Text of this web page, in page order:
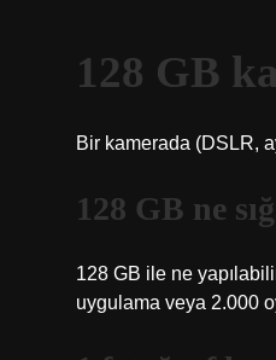
128 GB
Bir kamerada (DSLR,
128 GB ne
128 GB ile ne
uygulama veya 2.000